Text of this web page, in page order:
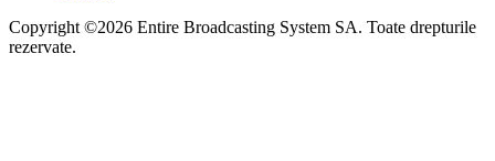
Copyright ©2026 Entire Broadcasting System SA. Toate drepturile
rezervate.